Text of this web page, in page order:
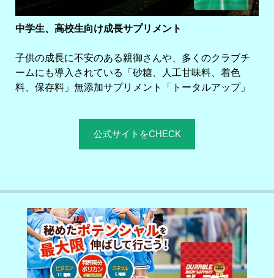
中学生、高校生向け成長サプリメント
子供の成長に不安のある親御さんや、多くのクラブチ
ームにも導入されている「砂糖、人工甘味料、着色
料、保存料」無添加サプリメント「トータルアップ」
公式サイトをCHECK